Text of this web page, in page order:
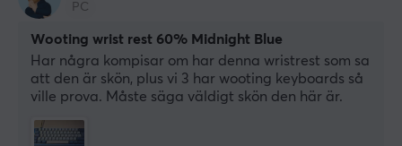
PC
Wooting wrist rest 60% Midnight Blue
Har några kompisar om har denna wristrest som sa
att den är skön, plus vi 3 har wooting keyboards så
ville prova. Måste säga väldigt skön den här är.